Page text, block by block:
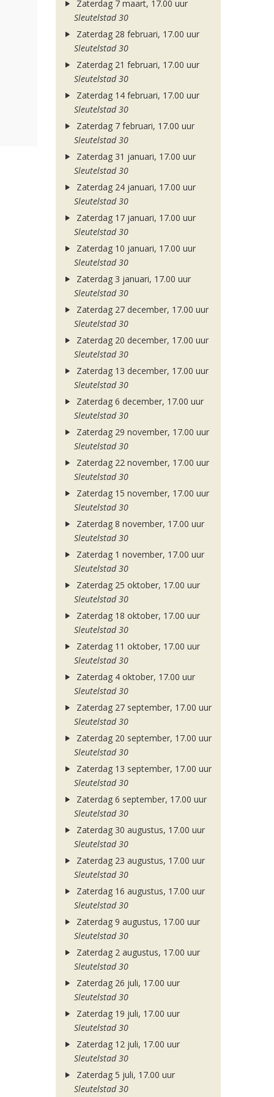
Zaterdag 7 maart, 17.00 uur
Sleutelstad 30
Zaterdag 28 februari, 17.00 uur
Sleutelstad 30
Zaterdag 21 februari, 17.00 uur
Sleutelstad 30
Zaterdag 14 februari, 17.00 uur
Sleutelstad 30
Zaterdag 7 februari, 17.00 uur
Sleutelstad 30
Zaterdag 31 januari, 17.00 uur
Sleutelstad 30
Zaterdag 24 januari, 17.00 uur
Sleutelstad 30
Zaterdag 17 januari, 17.00 uur
Sleutelstad 30
Zaterdag 10 januari, 17.00 uur
Sleutelstad 30
Zaterdag 3 januari, 17.00 uur
Sleutelstad 30
Zaterdag 27 december, 17.00 uur
Sleutelstad 30
Zaterdag 20 december, 17.00 uur
Sleutelstad 30
Zaterdag 13 december, 17.00 uur
Sleutelstad 30
Zaterdag 6 december, 17.00 uur
Sleutelstad 30
Zaterdag 29 november, 17.00 uur
Sleutelstad 30
Zaterdag 22 november, 17.00 uur
Sleutelstad 30
Zaterdag 15 november, 17.00 uur
Sleutelstad 30
Zaterdag 8 november, 17.00 uur
Sleutelstad 30
Zaterdag 1 november, 17.00 uur
Sleutelstad 30
Zaterdag 25 oktober, 17.00 uur
Sleutelstad 30
Zaterdag 18 oktober, 17.00 uur
Sleutelstad 30
Zaterdag 11 oktober, 17.00 uur
Sleutelstad 30
Zaterdag 4 oktober, 17.00 uur
Sleutelstad 30
Zaterdag 27 september, 17.00 uur
Sleutelstad 30
Zaterdag 20 september, 17.00 uur
Sleutelstad 30
Zaterdag 13 september, 17.00 uur
Sleutelstad 30
Zaterdag 6 september, 17.00 uur
Sleutelstad 30
Zaterdag 30 augustus, 17.00 uur
Sleutelstad 30
Zaterdag 23 augustus, 17.00 uur
Sleutelstad 30
Zaterdag 16 augustus, 17.00 uur
Sleutelstad 30
Zaterdag 9 augustus, 17.00 uur
Sleutelstad 30
Zaterdag 2 augustus, 17.00 uur
Sleutelstad 30
Zaterdag 26 juli, 17.00 uur
Sleutelstad 30
Zaterdag 19 juli, 17.00 uur
Sleutelstad 30
Zaterdag 12 juli, 17.00 uur
Sleutelstad 30
Zaterdag 5 juli, 17.00 uur
Sleutelstad 30